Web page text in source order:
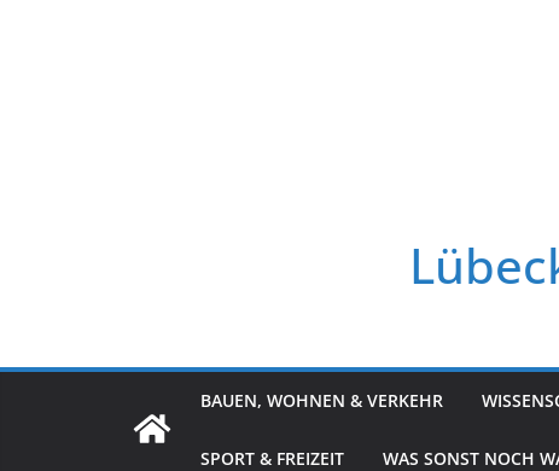
BAUEN, WOHNEN & VERKEHR
SPORT & FREIZEIT WAS SONST NOCH